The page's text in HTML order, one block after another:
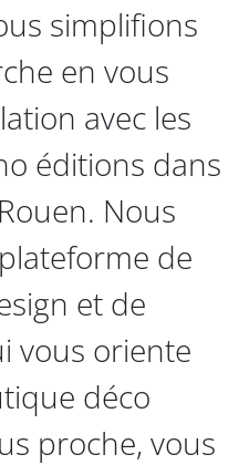
simplifions
en vous
avec les
éditions dans
Nous
de
et de
vous oriente
déco
proche, vous